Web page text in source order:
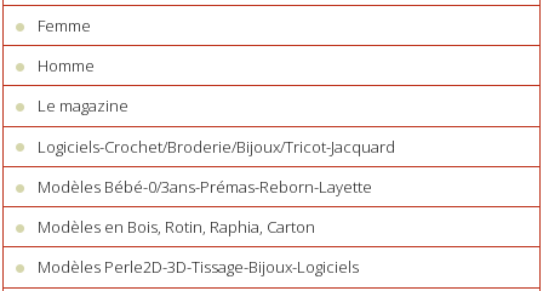
Femme
Homme
Le magazine
Logiciels-Crochet/Broderie/Bijoux/Tricot-Jacquard
Modèles Bébé-0/3ans-Prémas-Reborn-Layette
Modèles en Bois, Rotin, Raphia, Carton
Modèles Perle2D-3D-Tissage-Bijoux-Logiciels